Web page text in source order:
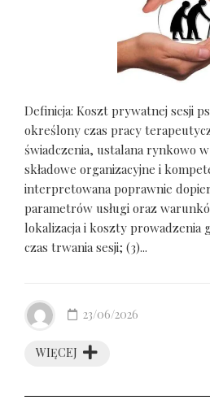
Definicja: Koszt prywatnej sesji
określony czas pracy
świadczenia, ustalana rynkowo
składowe organizacyjne i
interpretowana poprawnie
parametrów usługi oraz
lokalizacja i koszty prowadzenia
czas trwania sesji; (3)...
WIĘCEJ
23/06/2026